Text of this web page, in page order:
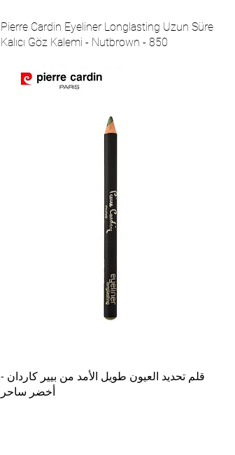
Pierre Cardin Eyeliner Longlasting Uzun Süre
Kalıcı Göz Kalemi - Nutbrown - 850
قلم تحديد العيون طويل الأمد من بيير كاردان -
أخضر ساحر